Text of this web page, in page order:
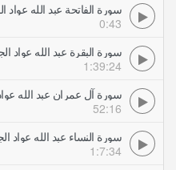
سورة الفاتحة عبد الله عواد
0:43
سورة البقرة عبد الله عواد
1:39:24
سورة آل عمران عبد الله
52:16
سورة النساء عبد الله عواد
1:7:34